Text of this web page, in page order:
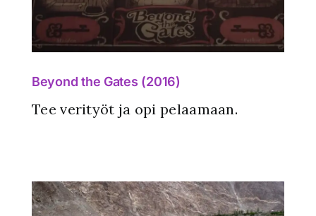
Beyond the Gates (2016)
Tee verityöt ja opi pelaamaan.